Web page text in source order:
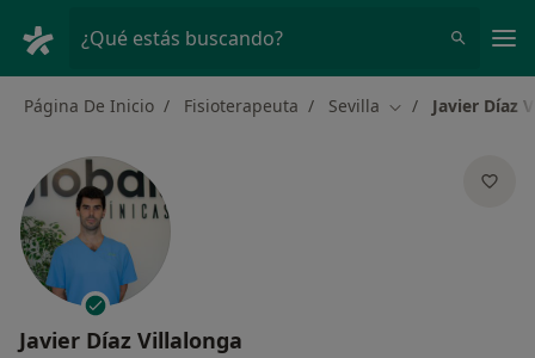
¿Qué estás buscando?
Página De Inicio Fisioterapeuta Sevilla Cambiar de
Javier Díaz
Javier Díaz Villalonga